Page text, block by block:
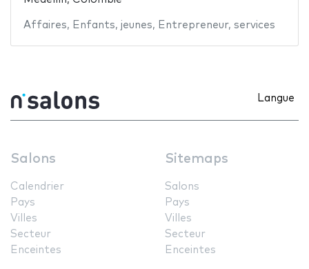
Affaires, Enfants, jeunes, Entrepreneur, services
Langue
Salons
Calendrier
Pays
Villes
Secteur
Enceintes
Sitemaps
Salons
Pays
Villes
Secteur
Enceintes